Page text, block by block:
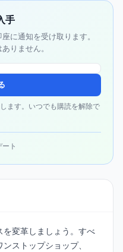
手
に通知を受け取ります。
りません。
ます。いつでも購読を解除で
ト
変革しましょう。すべ
ストップショップ、